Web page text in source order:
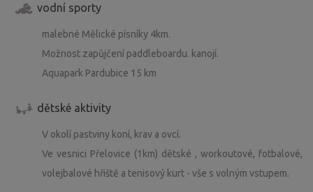
vodní sporty
malebné Mělické písníky 4km.
Možnost zapůjčení paddleboardu. kanojí.
Aquapark Pardubice 15 km
dětské aktivity
V okolí pastviny koní, krav a ovcí.
Ve vesnici Přelovice (1km) dětské , workoutové, fotbalové,
volejbalové hřiště a tenisový kurt - vše s volným vstupem.